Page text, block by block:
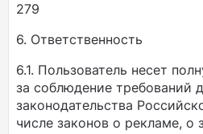
279
6. Ответственность
6.1. Пользователь несет
за соблюдение требований
законодательства
числе законов о рекламе, о